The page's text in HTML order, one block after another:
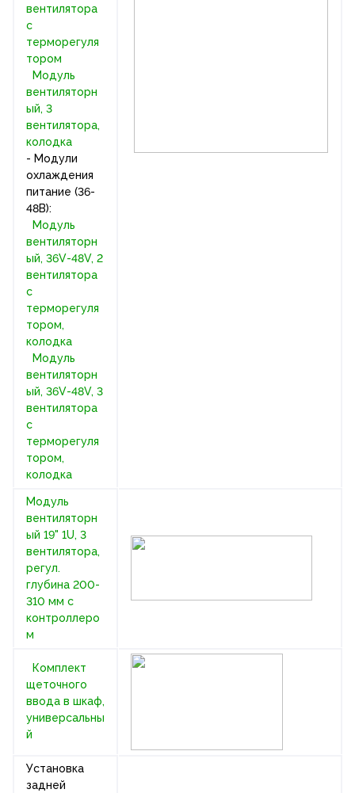
вентилятора
с
терморегуля
тором
Модуль
вентиляторн
ый, 3
вентилятора,
колодка
- Модули
охлаждения
питание (36-
48В):
Модуль
вентиляторн
ый, 36V-48V, 2
вентилятора
с
терморегуля
тором,
колодка
Модуль
вентиляторн
ый, 36V-48V, 3
вентилятора
с
терморегуля
тором,
колодка
Модуль
вентиляторн
ый 19" 1U, 3
вентилятора,
регул.
глубина 200-
310 мм с
контроллеро
м
Комплект
щеточного
ввода в шкаф,
универсальны
й
Установка
задней